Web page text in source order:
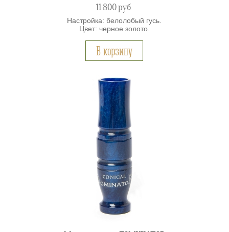
11 800руб.
Настройка: белолобый гусь.
Цвет: черное золото.
В корзину